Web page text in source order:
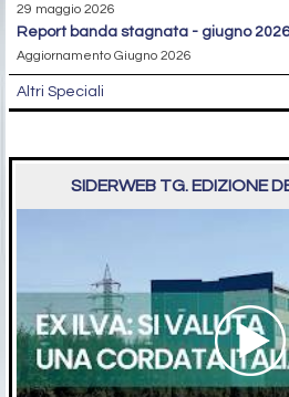
29 maggio 2026
report banda stagnata - giugno 2026
Aggiornamento Giugno 2026
Altri Speciali
SIDERWEB TG. EDIZIONE